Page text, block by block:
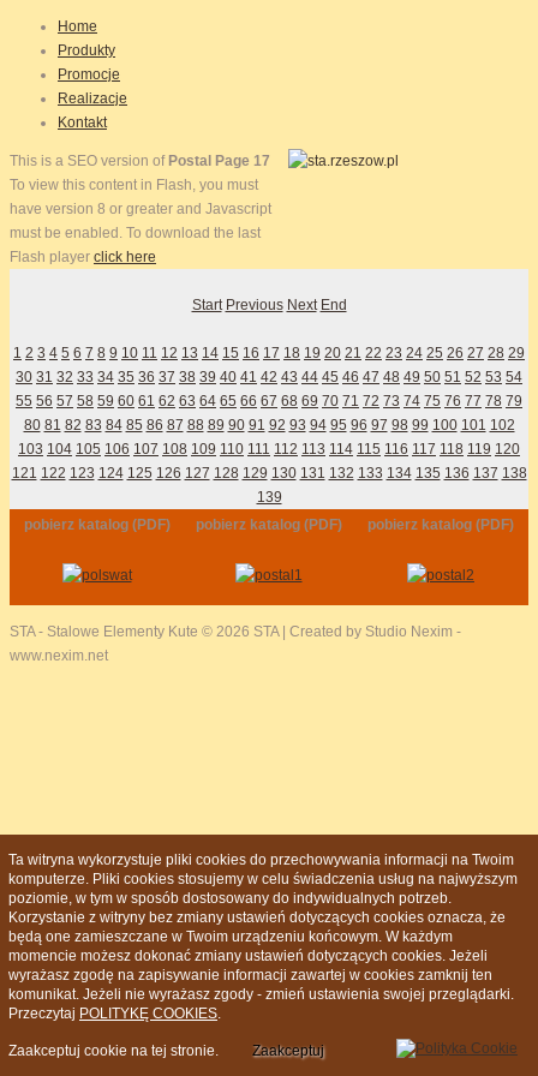
Home
Produkty
Promocje
Realizacje
Kontakt
This is a SEO version of Postal Page 17
To view this content in Flash, you must
have version 8 or greater and Javascript
must be enabled. To download the last
Flash player click here
Start Previous Next End
1 2 3 4 5 6 7 8 9 10 11 12 13 14 15 16 17 18 19 20 21 22 23 24 25 26 27 28 29
30 31 32 33 34 35 36 37 38 39 40 41 42 43 44 45 46 47 48 49 50 51 52 53 54
55 56 57 58 59 60 61 62 63 64 65 66 67 68 69 70 71 72 73 74 75 76 77 78 79
80 81 82 83 84 85 86 87 88 89 90 91 92 93 94 95 96 97 98 99 100 101 102
103 104 105 106 107 108 109 110 111 112 113 114 115 116 117 118 119 120
121 122 123 124 125 126 127 128 129 130 131 132 133 134 135 136 137 138
139
pobierz katalog (PDF)
pobierz katalog (PDF) pobierz katalog (PDF)
STA - Stalowe Elementy Kute © 2026 STA | Created by Studio Nexim -
www.nexim.net
Ta witryna wykorzystuje pliki cookies do przechowywania informacji na Twoim
komputerze. Pliki cookies stosujemy w celu świadczenia usług na najwyższym
poziomie, w tym w sposób dostosowany do indywidualnych potrzeb.
Korzystanie z witryny bez zmiany ustawień dotyczących cookies oznacza, że
będą one zamieszczane w Twoim urządzeniu końcowym. W każdym
momencie możesz dokonać zmiany ustawień dotyczących cookies. Jeżeli
wyrażasz zgodę na zapisywanie informacji zawartej w cookies zamknij ten
komunikat. Jeżeli nie wyrażasz zgody - zmień ustawienia swojej przeglądarki.
Przeczytaj POLITYKĘ COOKIES.
Zaakceptuj cookie na tej stronie. Zaakceptuj